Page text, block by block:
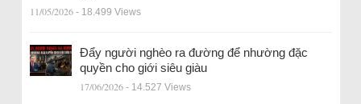
11/05/2026 - 18.499 Views
Đẩy người nghèo ra đường để nhường đặc
quyền cho giới siêu giàu
17/06/2026 - 14.527 Views